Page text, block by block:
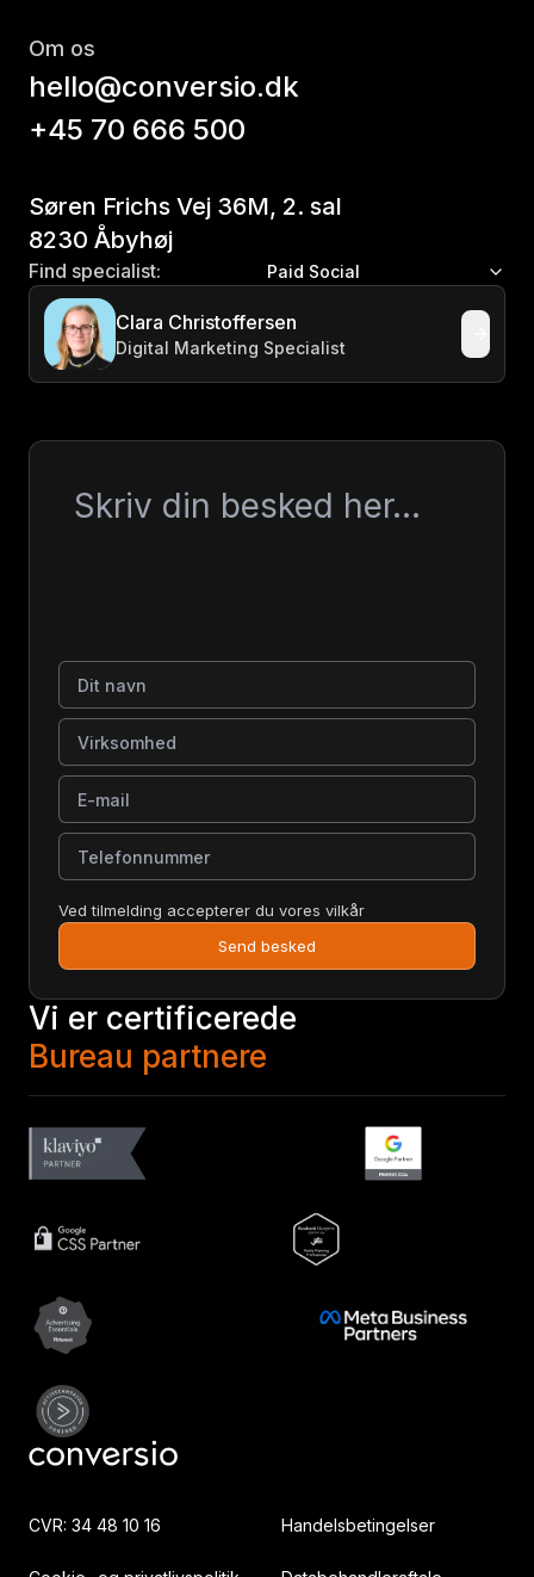
Om os
hello@conversio.dk
+45 70 666 500
Søren Frichs Vej 36M, 2. sal
8230 Åbyhøj
Find specialist: Paid Social
Clara Christoffersen
Digital Marketing Specialist
Dit navn
Virksomhed
E-mail
Telefonnummer
Ved tilmelding accepterer du vores vilkår
Send besked
Vi er certificerede
Bureau partnere
CVR: 34 48 10 16 Handelsbetingelser